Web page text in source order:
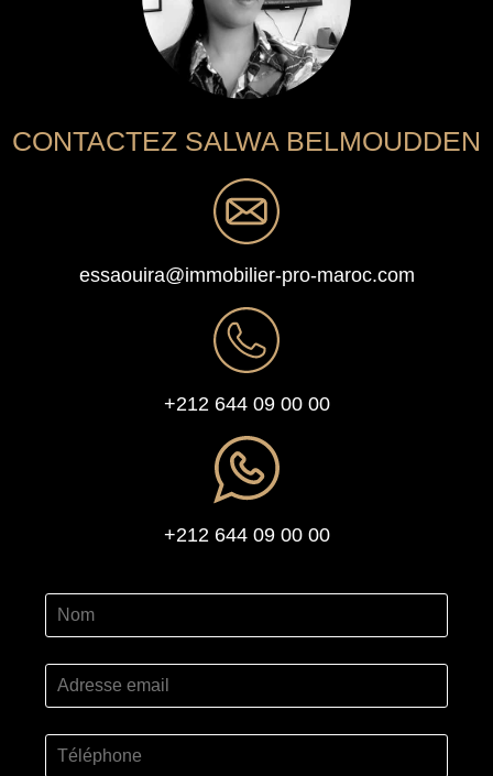
CONTACTEZ SALWA BELMOUDDEN
essaouira@immobilier-pro-maroc.com
+212 644 09 00 00
+212 644 09 00 00